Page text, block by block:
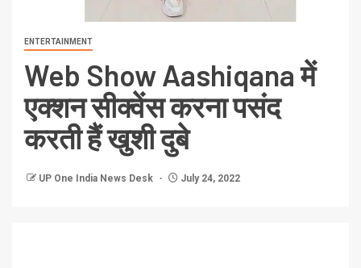
ENTERTAINMENT
Web Show Aashiqana में
एक्शन सीक्वेंस करना पसंद
करती हैं खुशी दुबे
UP One India News Desk July 24, 2022